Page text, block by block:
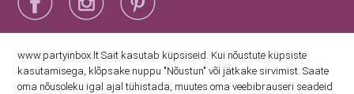
Saage esimestena uudiseid
www.partyinbox.lt Sait kasutab küpsiseid. Kui nõustute küpsiste
kasutamisega, klõpsake nuppu "Nõustun" või jätkake sirvimist. Saate
oma nõusoleku igal ajal tühistada, muutes oma veebibrauseri seadeid